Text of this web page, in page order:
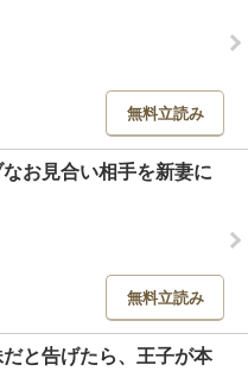
無料立読み
お見合い相手を新妻に
無料立読み
と告げたら、王子が本